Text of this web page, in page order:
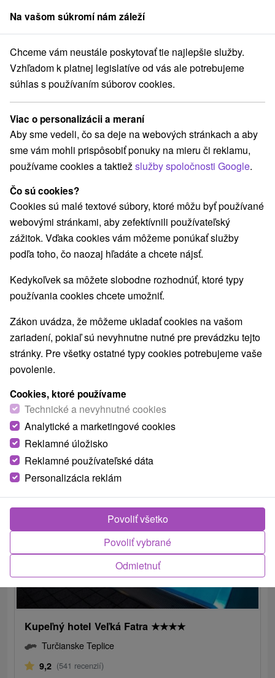
člen skupinySorger
Hotely Turčianska kotlina
Hotely v Turčianskej kotline
Kategórie
Všetky kategórie
Hotely(5) Hotely s bazénom(2)
Hotely na Slovensku pre rodiny s deťmi(2)
Historické hotely
Vyberte lokalitu alebo termín
Najpredávanejšie
Obce a mesta
Turčianske Teplice (5)
VŠETKY
Kupeľný hotel Veľká Fatra ★★★★
Turčianske Teplice
9,2 (541 recenzií)
Na vašom súkromí nám záleží
Chceme vám neustále poskytovať tie najlepšie služby.
Vzhľadom k platnej legislatíve od vás ale potrebujeme
súhlas s používaním súborov cookies.
Viac o personalizácii a meraní
Aby sme vedeli, čo sa deje na webových stránkach a aby
sme vám mohli prispôsobiť ponuky na mieru či reklamu,
používame cookies a taktiežslužby spoločnosti Google.
Čo sú cookies?
Cookies sú malé textové súbory, ktoré môžu byť používané
webovými stránkami, aby zefektívnili používateľský
zážitok. Vďaka cookies vám môžeme ponúkať služby
podľa toho, čo naozaj hľadáte a chcete nájsť.
Kedykoľvek sa môžete slobodne rozhodnúť, ktoré typy
používania cookies chcete umožniť.
Zákon uvádza, že môžeme ukladať cookies na vašom
zariadení, pokiaľ sú nevyhnutne nutné pre prevádzku tejto
stránky. Pre všetky ostatné typy cookies potrebujeme vaše
povolenie.
Cookies, ktoré používame
Technické a nevyhnutné cookies
Analytické a marketingové cookies
Reklamné úložisko
Reklamné používateľské dáta
Personalizácia reklám
Odmietnuť
Povoliť vybrané
Povoliť všetko